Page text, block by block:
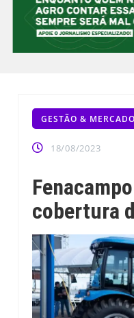
GESTÃO & MERCADO
18/08/2023
cobertura